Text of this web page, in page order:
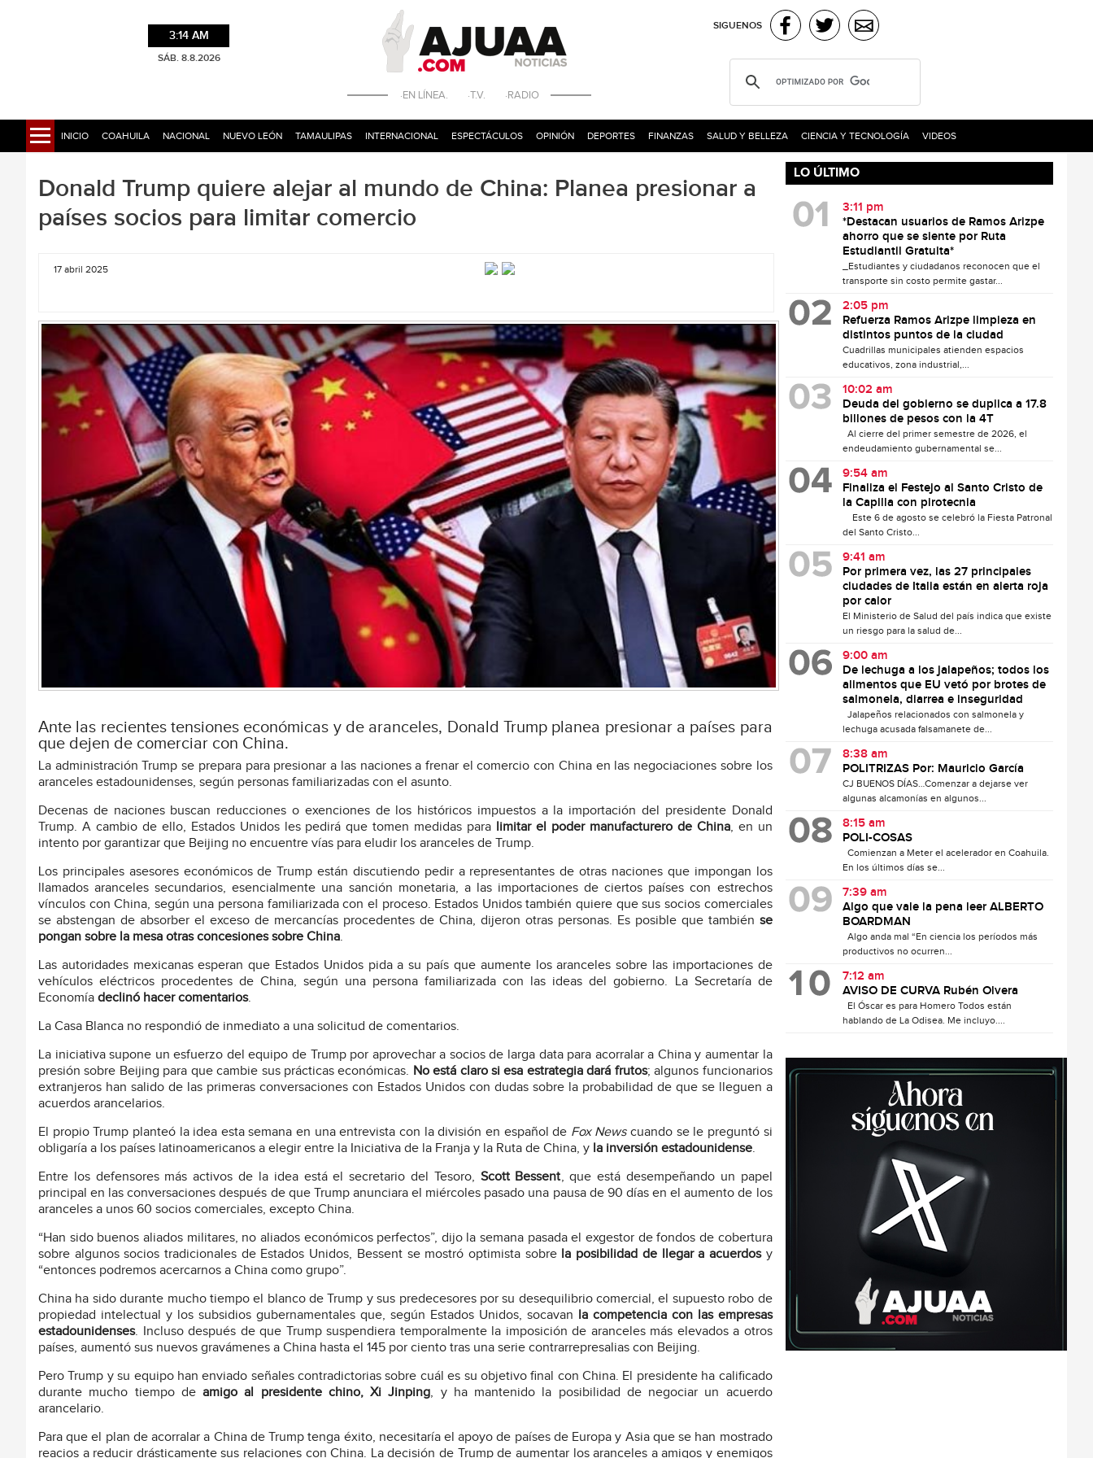
3:14 AM
SÁB. 8.8.2026
·EN LÍNEA. ·T.V. ·RADIO
SIGUENOS
INICIO COAHUILA NACIONAL NUEVO LEÓN TAMAULIPAS INTERNACIONAL ESPECTÁCULOS OPINIÓN DEPORTES FINANZAS SALUD Y BELLEZA CIENCIA Y TECNOLOGÍA VIDEOS
Donald Trump quiere alejar al mundo de China: Planea presionar a
países socios para limitar comercio
17 abril 2025
Ante las recientes tensiones económicas y de aranceles, Donald Trump planea presionar a países para
que dejen de comerciar con China.
La administración Trump se prepara para presionar a las naciones a frenar el comercio con China en las negociaciones sobre los
aranceles estadounidenses, según personas familiarizadas con el asunto.
Decenas de naciones buscan reducciones o exenciones de los históricos impuestos a la importación del presidente Donald
Trump. A cambio de ello, Estados Unidos les pedirá que tomen medidas para limitar el poder manufacturero de China, en un
intento por garantizar que Beijing no encuentre vías para eludir los aranceles de Trump.
Los principales asesores económicos de Trump están discutiendo pedir a representantes de otras naciones que impongan los
llamados aranceles secundarios, esencialmente una sanción monetaria, a las importaciones de ciertos países con estrechos
vínculos con China, según una persona familiarizada con el proceso. Estados Unidos también quiere que sus socios comerciales
se abstengan de absorber el exceso de mercancías procedentes de China, dijeron otras personas. Es posible que también se
pongan sobre la mesa otras concesiones sobre China.
Las autoridades mexicanas esperan que Estados Unidos pida a su país que aumente los aranceles sobre las importaciones de
vehículos eléctricos procedentes de China, según una persona familiarizada con las ideas del gobierno. La Secretaría de
Economía declinó hacer comentarios.
La Casa Blanca no respondió de inmediato a una solicitud de comentarios.
La iniciativa supone un esfuerzo del equipo de Trump por aprovechar a socios de larga data para acorralar a China y aumentar la
presión sobre Beijing para que cambie sus prácticas económicas. No está claro si esa estrategia dará frutos; algunos funcionarios
extranjeros han salido de las primeras conversaciones con Estados Unidos con dudas sobre la probabilidad de que se lleguen a
acuerdos arancelarios.
El propio Trump planteó la idea esta semana en una entrevista con la división en español de Fox Newscuando se le preguntó si
obligaría a los países latinoamericanos a elegir entre la Iniciativa de la Franja y la Ruta de China, y la inversión estadounidense.
Entre los defensores más activos de la idea está el secretario del Tesoro, Scott Bessent, que está desempeñando un papel
principal en las conversaciones después de que Trump anunciara el miércoles pasado una pausa de 90 días en el aumento de los
aranceles a unos 60 socios comerciales, excepto China.
“Han sido buenos aliados militares, no aliados económicos perfectos”, dijo la semana pasada el exgestor de fondos de cobertura
sobre algunos socios tradicionales de Estados Unidos, Bessent se mostró optimista sobre la posibilidad de llegar a acuerdosy
“entonces podremos acercarnos a China como grupo”.
China ha sido durante mucho tiempo el blanco de Trump y sus predecesores por su desequilibrio comercial, el supuesto robo de
propiedad intelectual y los subsidios gubernamentales que, según Estados Unidos, socavan la competencia con las empresas
estadounidenses. Incluso después de que Trump suspendiera temporalmente la imposición de aranceles más elevados a otros
países, aumentó sus nuevos gravámenes a China hasta el 145 por ciento tras una serie contrarrepresalias con Beijing.
Pero Trump y su equipo han enviado señales contradictorias sobre cuál es su objetivo final con China. El presidente ha calificado
durante mucho tiempo deamigo al presidente chino, Xi Jinping, y ha mantenido la posibilidad de negociar un acuerdo
arancelario.
Para que el plan de acorralar a China de Trump tenga éxito, necesitaría el apoyo de países de Europa y Asia que se han mostrado
reacios a reducir drásticamente sus relaciones con China. La decisión de Trump de aumentar los aranceles a amigos y enemigos
LO ÚLTIMO
3:11 pm
*Destacan usuarios de Ramos Arizpe
ahorro que se siente por Ruta
Estudiantil Gratuita*
_Estudiantes y ciudadanos reconocen que el
transporte sin costo permite gastar...
2:05 pm
Refuerza Ramos Arizpe limpieza en
distintos puntos de la ciudad
Cuadrillas municipales atienden espacios
educativos, zona industrial,...
10:02 am
Deuda del gobierno se duplica a 17.8
billones de pesos con la 4T
Al cierre del primer semestre de 2026, el
endeudamiento gubernamental se...
9:54 am
Finaliza el Festejo al Santo Cristo de
la Capilla con pirotecnia
Este 6 de agosto se celebró la Fiesta Patronal
del Santo Cristo...
9:41 am
Por primera vez, las 27 principales
ciudades de Italia están en alerta roja
por calor
El Ministerio de Salud del país indica que existe
un riesgo para la salud de...
9:00 am
De lechuga a los jalapeños; todos los
alimentos que EU vetó por brotes de
salmonela, diarrea e inseguridad
Jalapeños relacionados con salmonela y
lechuga acusada falsamanete de...
8:38 am
POLITRIZAS Por: Mauricio García
CJ BUENOS DÍAS…Comenzar a dejarse ver
algunas alcamonías en algunos...
8:15 am
POLI-COSAS
Comienzan a Meter el acelerador en Coahuila.
En los últimos días se...
7:39 am
Algo que vale la pena leer ALBERTO
BOARDMAN
Algo anda mal “En ciencia los períodos más
productivos no ocurren...
7:12 am
AVISO DE CURVA Rubén Olvera
El Óscar es para Homero Todos están
hablando de La Odisea. Me incluyo....